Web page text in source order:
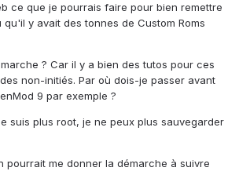
ce que je pourrais faire pour bien remettre
y avait des tonnes de Custom Roms
? Car il y a bien des tutos pour ces
non-initiés. Par où dois-je passer avant
9 par exemple ?
suis plus root, je ne peux plus sauvegarder
pourrait me donner la démarche à suivre